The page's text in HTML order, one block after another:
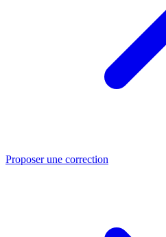
Proposer une correction